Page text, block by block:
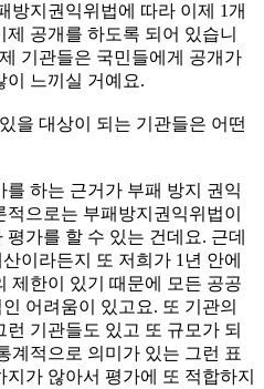
방지권익위법에 따라 이제 1개
공개를 하도록 되어 있습니
기관들은 국민들에게 공개가
이 느끼실 거예요.
을 대상이 되는 기관들은 어떤
하는 근거가 부패 방지 권익
으로는 부패방지권익위법이
가를 할 수 있는 건데요. 근데
이라든지 또 저희가 1년 안에
제한이 있기 때문에 모든 공공
어려움이 있고요. 또 기관의
기관들도 있고 또 규모가 되
계적으로 의미가 있는 그런 표
가 않아서 평가에 또 적합하지